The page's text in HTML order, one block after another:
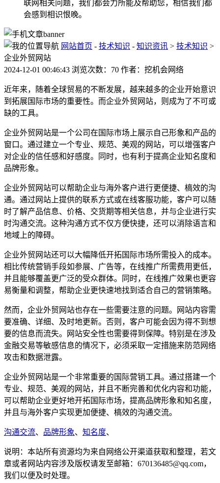
联网相关问题，我们都会力所能及帮助您，相信我们都
会感到相识恨晚。
网站首页 - 技术知识 - 知识资讯 > 技术知识 >
企业外贸网站
2024-12-01 00:46:43 浏览次数：70 作者：挖机会网络
近年来，随着全球贸易的不断发展，越来越多的企业开始意识
到拓展国际市场的重要性。而企业外贸网站，则成为了不可或
缺的工具。
企业外贸网站是一个公司在国际市场上展示自己形象和产品的
窗口。通过建立一个专业、规范、美观的网站，可以增强客户
对企业的信任感和好感度。同时，也有利于提高企业知名度和
品牌形象。
企业外贸网站可以帮助企业与海外客户进行更便捷、槁效的沟
通。通过网站上提供的联系方式或在线客服功能，客户可以随
时了解产品信息、价格、交货期等相关信息，并与企业进行实
时沟通交流。这种沟通方式不仅方便快捷，还可以消除语言和
地域上的障碍。
企业外贸网站还可以大幅降低开拓国际市场所需投入的成本。
相比传统营销手段如参展、广告等，在线推广所需费用更低，
并且能够覆盖更广泛的受众群体。同时，在线推广效果也更容
易衡量和调整，帮助企业更快速地找到适合自己的营销策略。
然而，企业外贸网站也存在一些需要注意的问题。网站内容需
要准确、详细、及时地更新。否则，客户可能会因为得不到想
要的信息而流失。网站安全性也需要得到保障。特别是在涉及
金融交易等敏感信息的情况下，必须采取一定措施来防范网络
攻击和数据泄露。
企业外贸网站是一个非常重要的国际营销工具。通过搭建一个
专业、规范、美观的网站，并且不断完善和优化内容和功能，
可以帮助企业更好地开拓国际市场，提高品牌形象和知名度，
并且与海外客户实现更加便捷、槁效的沟通交流。
沟通交流、 品牌形象、 知名度、
说明：本站所有资源均为来自网络公开渠道获取和整理，若文
章或者网站内容涉及版权请发至邮箱：670136485@qq.com，
我们以便及时处理。